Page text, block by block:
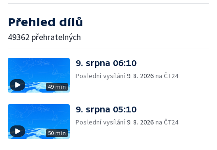
Přehled dílů
49362 přehratelných
49 min
9. srpna 06:10
Poslední vysílání9. 8. 2026 na ČT24
50 min
9. srpna 05:10
Poslední vysílání9. 8. 2026 na ČT24